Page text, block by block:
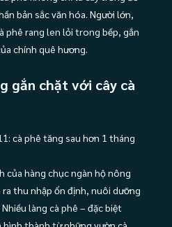
bản sắc văn hóa. Người lớn,
phê rang len lỏi trong bếp, gắn
chính quê hương.
gắn chặt với cây cà
của hàng chục ngàn hộ nông
ra thu nhập ổn định, nuôi dưỡng
làng cà phê – đặc biệt